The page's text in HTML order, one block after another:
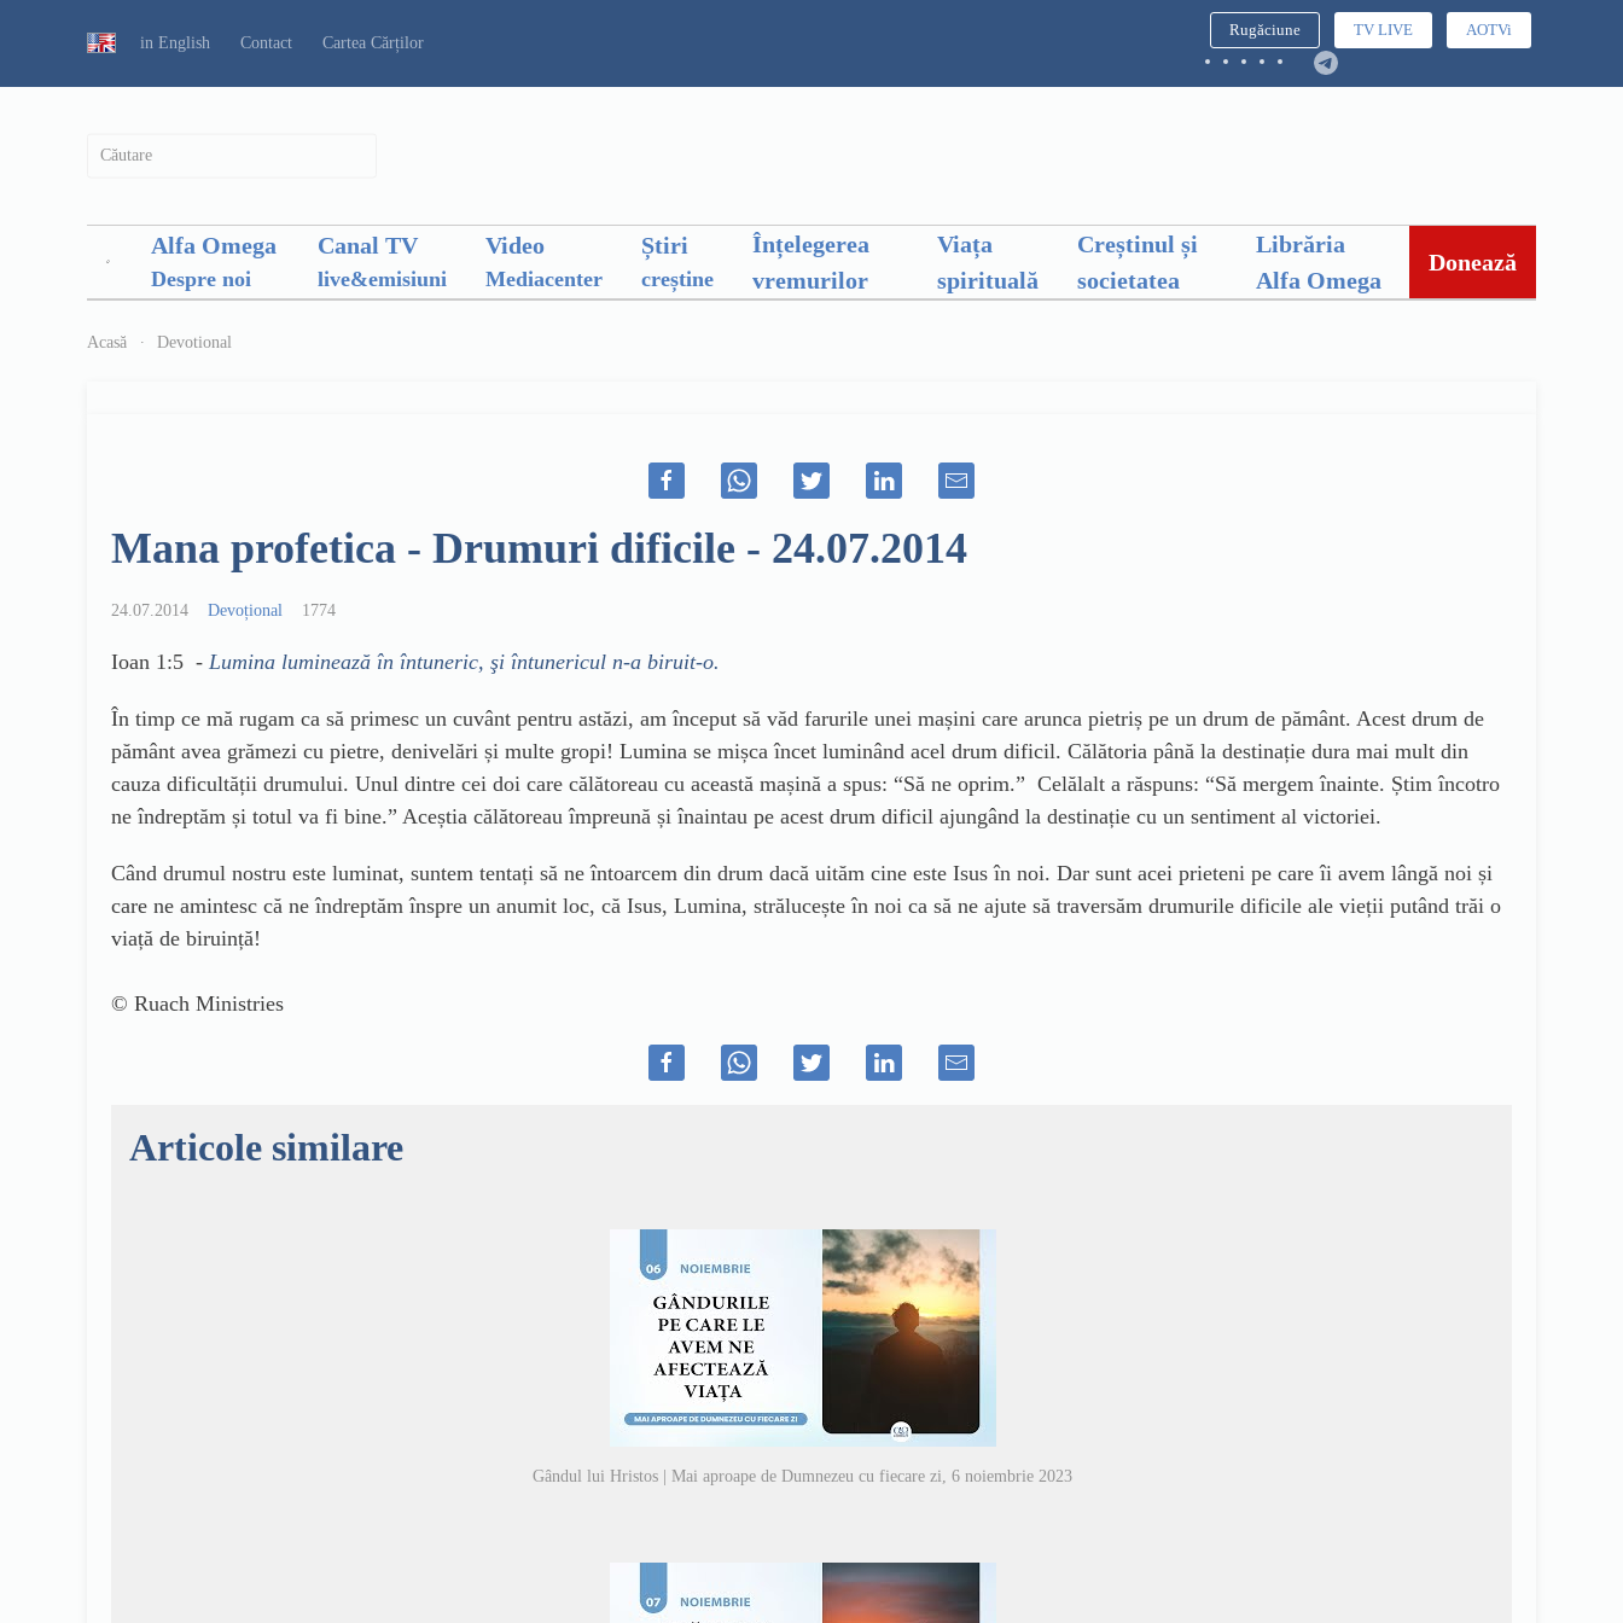
in English Contact Cartea Cărților
Rugăciune TV LIVE AOTVi
Alfa Omega
Despre noi
Canal TV
live&emisiuni
Video
Mediacenter
Știri
creștine
Înțelegerea
vremurilor
Viața
spirituală
Creștinul și
societatea
Librăria
Alfa Omega
Donează
Acasă Devotional
Mana profetica - Drumuri dificile - 24.07.2014
24.07.2014 Devoțional 1774
Ioan 1:5 - Lumina luminează în întuneric, şi întunericul n-a biruit-o.
În timp ce mă rugam ca să primesc un cuvânt pentru astăzi, am început să văd farurile unei mașini care arunca pietriș pe un drum de pământ. Acest drum de
pământ avea grămezi cu pietre, denivelări și multe gropi! Lumina se mișca încet luminând acel drum dificil. Călătoria până la destinație dura mai mult din
cauza dificultății drumului. Unul dintre cei doi care călătoreau cu această mașină a spus: “Să ne oprim.” Celălalt a răspuns: “Să mergem înainte. Știm încotro
ne îndreptăm și totul va fi bine.” Aceștia călătoreau împreună și înaintau pe acest drum dificil ajungând la destinație cu un sentiment al victoriei.
Când drumul nostru este luminat, suntem tentați să ne întoarcem din drum dacă uităm cine este Isus în noi. Dar sunt acei prieteni pe care îi avem lângă noi și
care ne amintesc că ne îndreptăm înspre un anumit loc, că Isus, Lumina, strălucește în noi ca să ne ajute să traversăm drumurile dificile ale vieții putând trăi o
viață de biruință!
© Ruach Ministries
Articole similare
Gândul lui Hristos | Mai aproape de Dumnezeu cu fiecare zi, 6 noiembrie 2023